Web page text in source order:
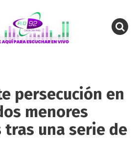
persecución en
menores
una serie de